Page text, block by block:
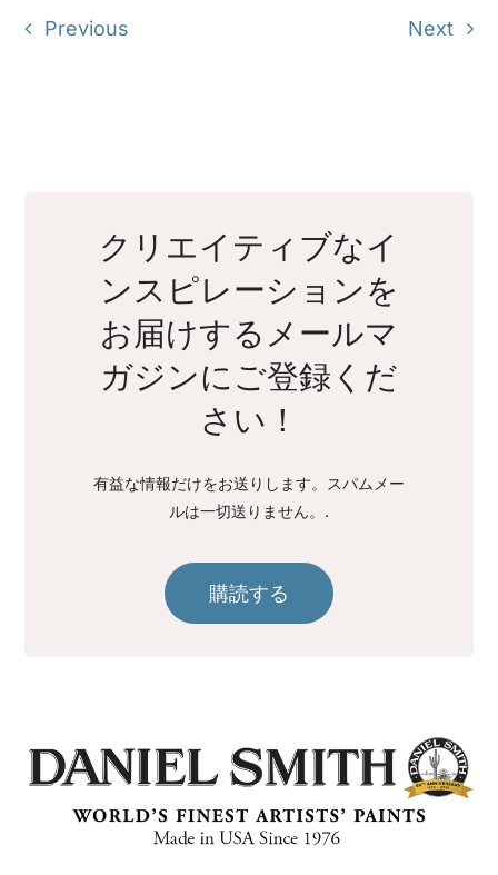
Previous Next
クリエイティブなイ
ンスピレーションを
お届けするメールマ
ガジンにご登録くだ
さい！
有益な情報だけをお送りします。スパムメー
ルは一切送りません。.
購読する